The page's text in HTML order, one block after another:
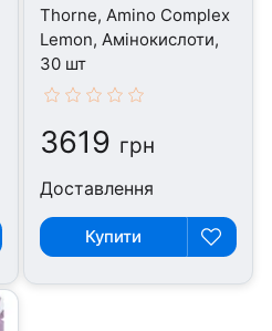
Thorne, Amino Complex
Lemon, Амінокислоти,
30 шт
3619 грн
Доставлення
Купити